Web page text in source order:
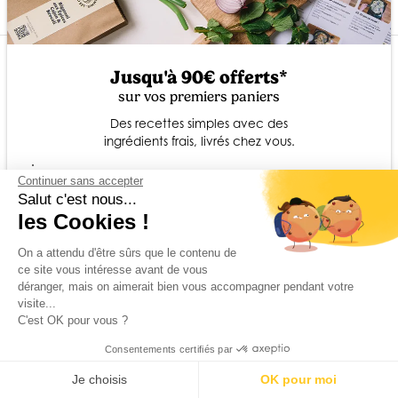
Continuer sans accepter
Salut c'est nous...
les Cookies !
On a attendu d'être sûrs que le contenu de
ce site vous intéresse avant de vous
déranger, mais on aimerait bien vous accompagner pendant votre
visite...
C'est OK pour vous ?
Consentements certifiés par
Je choisis OK pour moi
Travailler avec nous keyboard_arrow_down
Avant de partir,
Suivez-nous sur les réseaux sociaux
84-88 rue Paul Vaillant Couturier, 92230 Gennevilliers
Gestion des cookies
Politique de confidentialité
Jusqu'à 90€ offerts*
sur vos premiers paniers
Des recettes simples avec des
ingrédients frais, livrés chez vous.
email Votre adresse mail
En renseignant votre adresse mail ici, vous acceptez de recevoir nos
communications marketing par mail. Vous pourrez vous désabonner à
tout moment.
👉 Je débloque mes 90€
de 5 recettes pour 4 personnes.